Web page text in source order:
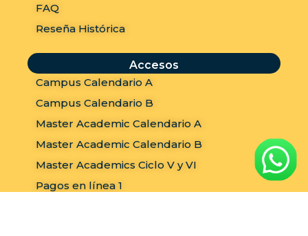
FAQ
Reseña Histórica
Accesos
Campus Calendario A
Campus Calendario B
Master Academic Calendario A
Master Academic Calendario B
Master Academics Ciclo V y VI
Pagos en línea 1